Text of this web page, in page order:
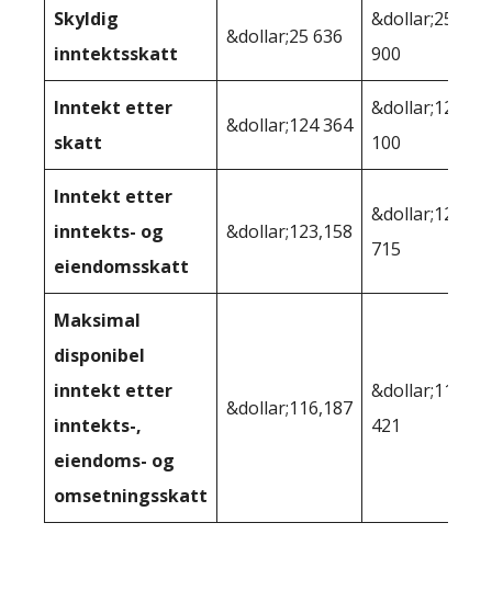
Skyldig
inntektsskatt
&dollar;25 636
&dollar;25
900
Inntekt etter
skatt
&dollar;124 364
&dollar;124
100
Inntekt etter
inntekts- og
eiendomsskatt
&dollar;123,158
&dollar;120
715
Maksimal
disponibel
inntekt etter
inntekts-,
eiendoms- og
omsetningsskatt
&dollar;116,187
&dollar;114
421